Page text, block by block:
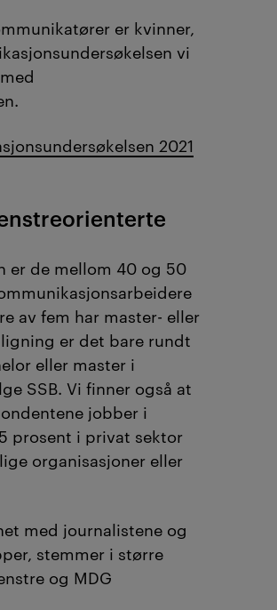
er kvinner,
vi
2021
er de mellom 40 og 50
av fem har master- eller
er det bare rundt
eller master i
SSB. Vi finner også at
jobber i
prosent i privat sektor
organisasjoner eller
med journalistene og
stemmer i større
og MDG